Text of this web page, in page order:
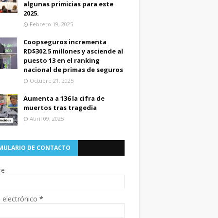
algunas primicias para este
2025.
Febrero 19, 2025
Coopseguros incrementa
RD$302.5 millones y asciende al
puesto 13 en el ranking
nacional de primas de seguros
Octubre 21, 2025
Aumenta a 136 la cifra de
muertos tras tragedia
Abril 09, 2025
DE CONTACTO
electrónico *